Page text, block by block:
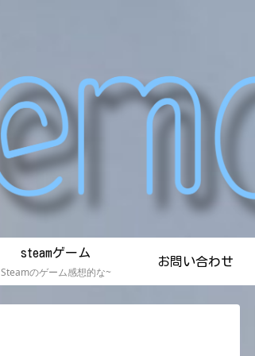
steamゲーム
Steamのゲーム感想的な~
お問い合わせ